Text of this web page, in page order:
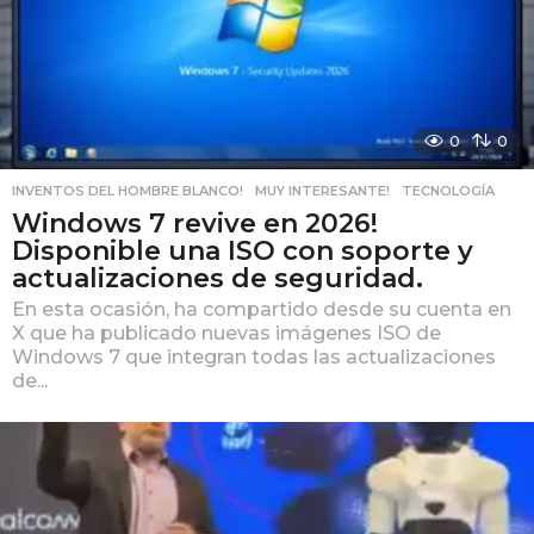
0 0
INVENTOS DEL HOMBRE BLANCO! ,MUY INTERESANTE! ,TECNOLOGÍA
Windows 7 revive en 2026!
Disponible una ISO con soporte y
actualizaciones de seguridad.
En esta ocasión, ha compartido desde su cuenta en
X que ha publicado nuevas imágenes ISO de
Windows 7 que integran todas las actualizaciones
de...